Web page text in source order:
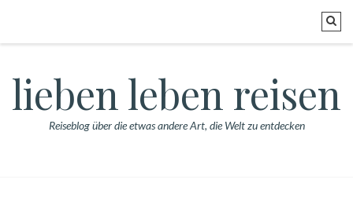
lieben leben reisen
Reiseblog über die etwas andere Art, die Welt zu entdecken